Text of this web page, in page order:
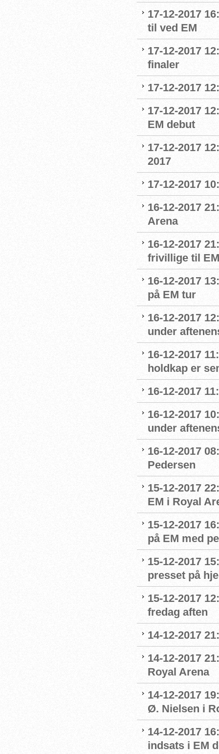
17-12-2017
til ved EM
17-12-2017
finaler
17-12-2017
17-12-2017
EM debut
17-12-2017
2017
17-12-2017
16-12-2017
Arena
16-12-2017
frivillige til
16-12-2017
på EM tur
16-12-2017
under
16-12-2017
holdkap er
16-12-2017
16-12-2017
under
16-12-2017
Pedersen
15-12-2017
EM i Royal
15-12-2017
på EM med
15-12-2017
presset på
15-12-2017
fredag aften
14-12-2017
14-12-2017
Royal Arena
14-12-2017
Ø. Nielsen i
14-12-2017
indsats i EM